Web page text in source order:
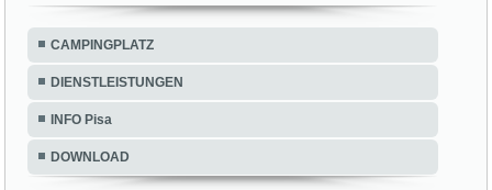
CAMPINGPLATZ
DIENSTLEISTUNGEN
INFO Pisa
DOWNLOAD